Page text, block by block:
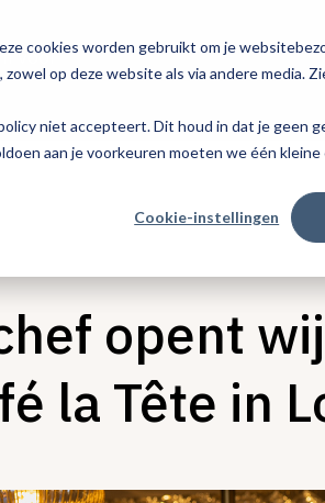
cookies worden gebruikt om je
op deze website als via andere media.
niet accepteert. Dit houd in dat je geen
aan je voorkeuren moeten we één
Cookie-instellingen
voor
opent
la Tête in